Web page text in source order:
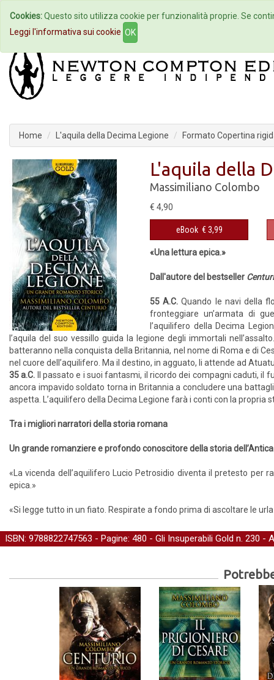
Home Autori Eventi
Home L'aquila della Decima Legione Formato Copertina
L'aquila della
Massimiliano Colombo
€ 4,90
eBook € 3,99
«Una lettura epica.»
Dall'autore del bestseller
55 A.C.Quando le navi della
fronteggiare un’armata di
l’aquilifero della Decima
l’aquila del suo vessillo guida la legione degli immortali
batteranno nella conquista della Britannia, nel nome di Roma e di
nel cuore dell’aquilifero. Ma il destino, in agguato, li attende ad
35 a.C. Il passato e i suoi fantasmi, il ricordo dei compagni caduti,
ancora impavido soldato torna in Britannia a concludere una
aspetta. L’aquilifero della Decima Legione farà i conti con la propria
Tra i migliori narratori della storia romana
Un grande romanziere e profondo conoscitore della storia
«La vicenda dell’aquilifero Lucio Petrosidio diventa il pretesto per
epica.»
«Si legge tutto in un fiato. Respirate a fondo prima di ascoltare le
ISBN: 9788822747563 - Pagine: 480 - Gli Insuperabili Gold n. 230 -
Cookies:Questo sito utilizza cookie per funzionalità proprie. Se
Leggi l'informativa sui cookie OK